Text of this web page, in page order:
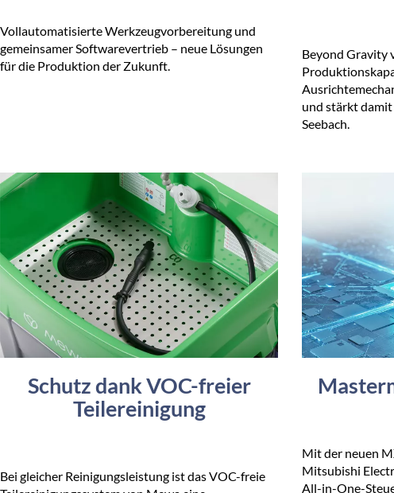
Vollautomatisierte Werkzeugvorbereitung und
gemeinsamer Softwarevertrieb – neue Lösungen
für die Produktion der Zukunft.
Beyond Gravity
und stärkt
Seebach.
Schutz dank VOC-freier
Teilereinigung
Bei gleicher Reinigungsleistung ist das VOC-freie
Mit der neuen
Mitsubishi
All-in-One-